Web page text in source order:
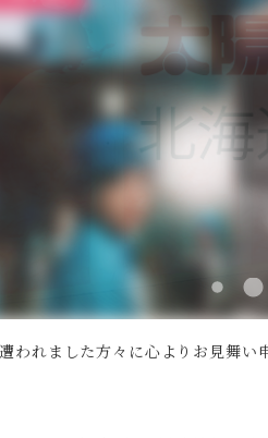
われました方々に心よりお見舞い